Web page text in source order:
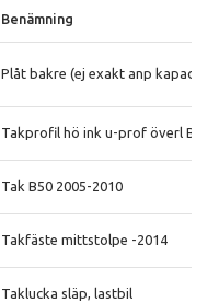
Benämning
Plåt bakre (ej exakt anp kapad)
Takprofil hö ink u-prof överl B50
Tak B50 2005-2010
Takfäste mittstolpe -2014
Taklucka släp, lastbil